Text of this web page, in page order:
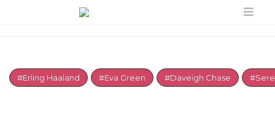
#Erling Haaland #Eva Green #Daveigh Chase